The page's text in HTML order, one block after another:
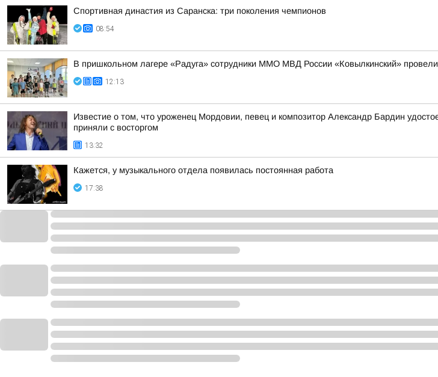
Спортивная династия из Саранска: три поколения чемпионов
08:54
В пришкольном лагере «Радуга» сотрудники ММО МВД России «Ковылкинский»
12:13
Известие о том, что уроженец Мордовии, певец и композитор Александр Бардин
приняли с восторгом
13:32
Кажется, у музыкального отдела появилась постоянная работа
17:38